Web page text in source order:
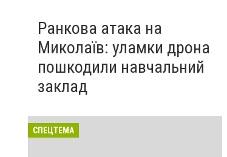
Ранкова атака на
Миколаїв: уламки дрона
пошкодили навчальний
заклад
СПЕЦТЕМА